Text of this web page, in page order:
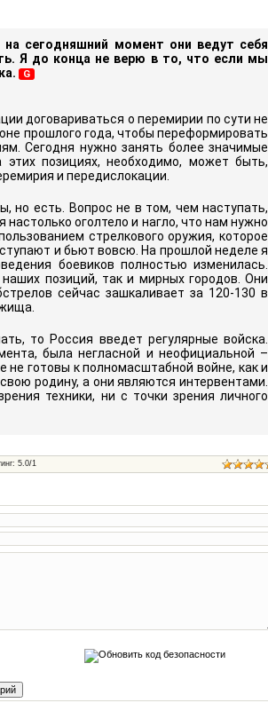
сегодняшний момент они ведут себя
Я до конца не верю в то, что если мы
G
договариваться о перемирии по сути не
прошлого года, чтобы переформировать
Сегодня нужно занять более значимые
позициях, необходимо, может быть,
и передислокации.
но есть. Вопрос не в том, чем наступать,
оголтело и нагло, что нам нужно
стрелкового оружия, которое
и бьют вовсю. На прошлой неделе я
боевиков полностью изменилась.
позиций, так и мирных городов. Они
сейчас зашкаливает за 120-130 в
то Россия введет регулярные войска.
была негласной и неофициальной –
готовы к полномасштабной войне, как и
родину, а они являются интервентами.
техники, ни с точки зрения личного
:5.0/1